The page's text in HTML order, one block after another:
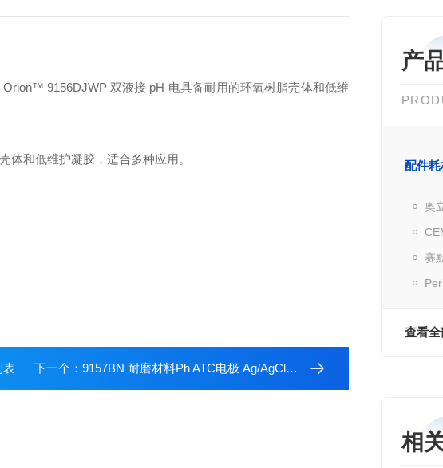
产
配件耗
奥
赛
查看
相
9156DJWP 双液接 pH 电具备耐用的环氧树脂壳体和低维
和低维护凝胶，适合多种应用。
表 下一个： 9157BN 耐磨材料Ph ATC电极 Ag/AgCl带护套